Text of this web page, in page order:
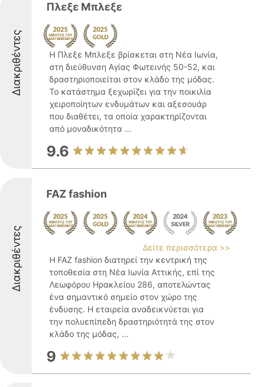
Διακριθέντες
Πλεξε Μπλεξε
Η Πλεξε Μπλεξε βρίσκεται στη Νέα Ιωνία,
στη διεύθυνση Αγίας Φωτεινής 50-52, και
δραστηριοποιείται στον κλάδο της μόδας.
Το κατάστημα ξεχωρίζει για την ποικιλία
χειροποίητων ενδυμάτων και αξεσουάρ
που διαθέτει, τα οποία χαρακτηρίζονται
από μοναδικότητα ...
9.6
Διακριθέντες
FAZ fashion
Δείτε περισσότερα >>
Η FAZ fashion διατηρεί την κεντρική της
τοποθεσία στη Νέα Ιωνία Αττικής, επί της
Λεωφόρου Ηρακλείου 286, αποτελώντας
ένα σημαντικό σημείο στον χώρο της
ένδυσης. Η εταιρεία αναδεικνύεται για
την πολυεπίπεδη δραστηριότητά της στον
κλάδο της μόδας, ...
9